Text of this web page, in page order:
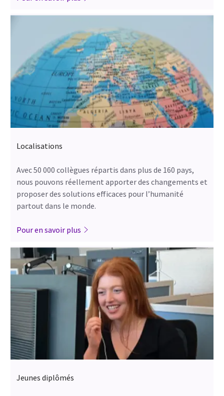
Localisations
Avec 50 000 collègues répartis dans plus de 160 pays,
nous pouvons réellement apporter des changements et
proposer des solutions efficaces pour l’humanité
partout dans le monde.
Pour en savoir plus
Jeunes diplômés